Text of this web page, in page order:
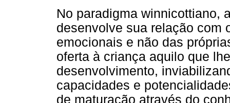
No paradigma winnicottiano,
desenvolve sua relação com
emocionais e não das
oferta à criança aquilo que
desenvolvimento,
capacidades e
de maturação através do